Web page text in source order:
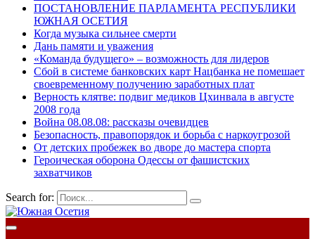
ПОСТАНОВЛЕНИЕ ПАРЛАМЕНТА РЕСПУБЛИКИ
ЮЖНАЯ ОСЕТИЯ
Когда музыка сильнее смерти
Дань памяти и уважения
«Команда будущего» – возможность для лидеров
Сбой в системе банковских карт Нацбанка не помешает
своевременному получению заработных плат
Верность клятве: подвиг медиков Цхинвала в августе
2008 года
Война 08.08.08: рассказы очевидцев
Безопасность, правопорядок и борьба с наркоугрозой
От детских пробежек во дворе до мастера спорта
Героическая оборона Одессы от фашистских
захватчиков
Search for: